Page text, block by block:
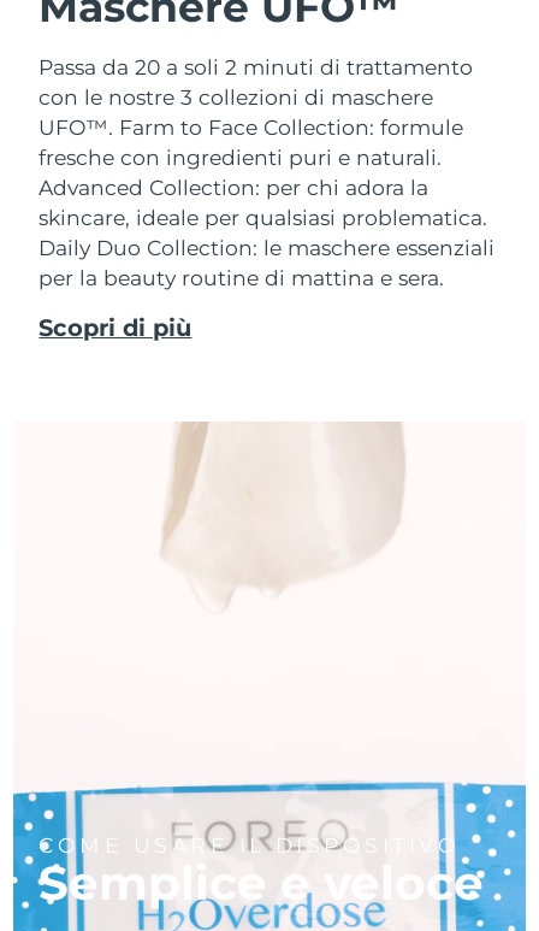
Passa da 20 a soli 2 minuti di trattamento
con le nostre 3 collezioni di maschere
UFO™. Farm to Face Collection: formule
fresche con ingredienti puri e naturali.
Advanced Collection: per chi adora la
skincare, ideale per qualsiasi problematica.
Daily Duo Collection: le maschere essenziali
per la beauty routine di mattina e sera.
Scopri di più
COME USARE IL DISPOSITIVO
Semplice e veloce